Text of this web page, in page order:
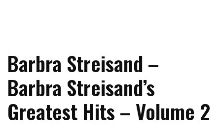
Barbra Streisand –
Barbra Streisand’s
Greatest Hits – Volume 2